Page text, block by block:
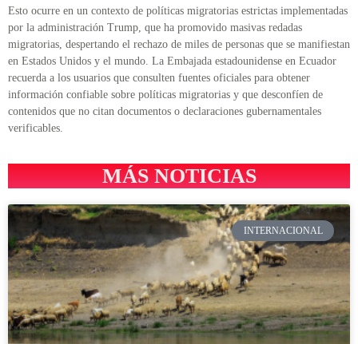
Esto ocurre en un contexto de políticas migratorias estrictas implementadas
por la administración Trump, que ha promovido masivas redadas
migratorias, despertando el rechazo de miles de personas que se manifiestan
en Estados Unidos y el mundo. La Embajada estadounidense en Ecuador
recuerda a los usuarios que consulten fuentes oficiales para obtener
información confiable sobre políticas migratorias y que desconfíen de
contenidos que no citan documentos o declaraciones gubernamentales
verificables.
MÁS NOTICIAS
INTERNACIONAL